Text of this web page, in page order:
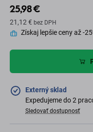
25,98 €
21,12 € bez DPH
Získaj lepšie ceny až -
Externý sklad
Expedujeme do 2
Sledovať dostupnosť